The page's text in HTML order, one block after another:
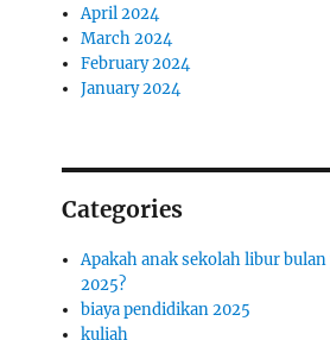
April 2024
March 2024
February 2024
January 2024
Categories
Apakah anak sekolah libur bulan
2025?
biaya pendidikan 2025
kuliah